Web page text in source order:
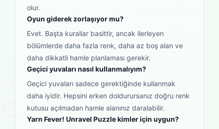
olur.
Oyun giderek zorlaşıyor mu?
Evet. Başta kurallar basittir, ancak ilerleyen
bölümlerde daha fazla renk, daha az boş alan ve
daha dikkatli hamle planlaması gerekir.
Geçici yuvaları nasıl kullanmalıyım?
Geçici yuvaları sadece gerektiğinde kullanmak
daha iyidir. Hepsini erken doldurursanız doğru renk
kutusu açılmadan hamle alanınız daralabilir.
Yarn Fever! Unravel Puzzle kimler için uygun?